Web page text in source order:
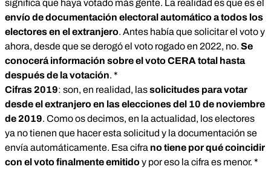
significa que haya votado más gente. La realidad es que es el
envío de documentación electoral automático a todos los
electores en el extranjero. Antes había que solicitar el voto y
ahora, desde que se derogó el voto rogado en 2022, no. Se
conocerá información sobre el voto CERA total hasta
después de la votación. *
Cifras 2019: son, en realidad, lassolicitudes para votar
desde el extranjero en las elecciones del 10 de noviembre
de 2019. Como os decimos, en la actualidad, los electores
ya no tienen que hacer esta solicitud y la documentación se
envía automáticamente. Esa cifra no tiene por qué coincidir
con el voto finalmente emitidoy por eso la cifra es menor. *